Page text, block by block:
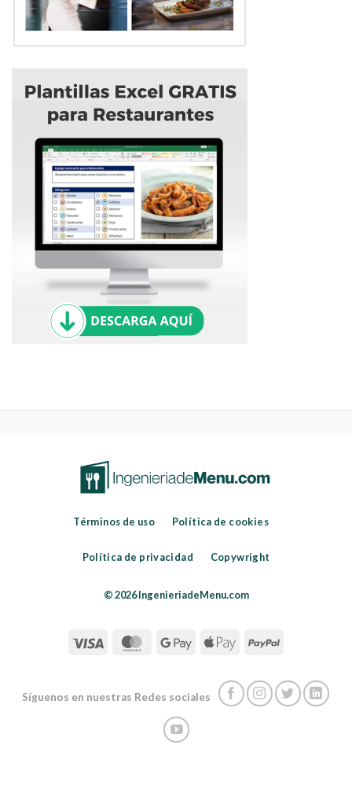
Términos de uso Política de cookies
Política de privacidad Copywright
© 2026 IngenieriadeMenu.com
Síguenos en nuestras Redes sociales